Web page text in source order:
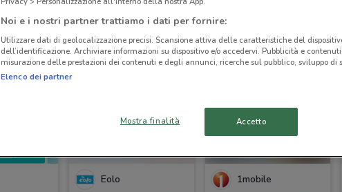
Eolo 1mobile
Noi e i nostri partner trattiamo i dati per fornire:
Utilizzare dati di geolocalizzazione precisi. Scansione attiva delle caratteristiche del
dell’identificazione. Archiviare informazioni su dispositivo e/o accedervi. Pubblicità e
misurazione delle prestazioni dei contenuti e degli annunci, ricerche sul pubblico, sviluppo di
Elenco dei partner
Mostra finalità Accetto